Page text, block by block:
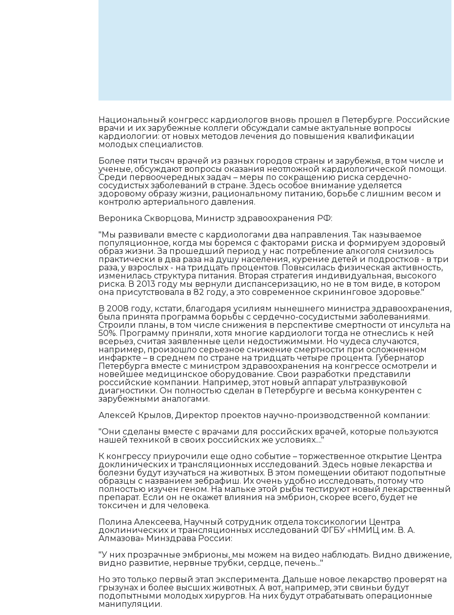
Национальный конгресс кардиологов вновь прошел в Петербурге. Российские
врачи и их зарубежные коллеги обсуждали самые актуальные вопросы
кардиологии: от новых методов лечения до повышения квалификации
молодых специалистов.
Более пяти тысяч врачей из разных городов страны и зарубежья, в том числе и
ученые, обсуждают вопросы оказания неотложной кардиологической помощи.
Среди первоочередных задач – меры по сокращению риска сердечно-
сосудистых заболеваний в стране. Здесь особое внимание уделяется
здоровому образу жизни, рациональному питанию, борьбе с лишним весом и
контролю артериального давления.
Вероника Скворцова, Министр здравоохранения РФ:
"Мы развивали вместе с кардиологами два направления. Так называемое
популяционное, когда мы боремся с факторами риска и формируем здоровый
образ жизни. За прошедший период у нас потребление алкоголя снизилось
практически в два раза на душу населения, курение детей и подростков - в три
раза, у взрослых - на тридцать процентов. Повысилась физическая активность,
изменилась структура питания. Вторая стратегия индивидуальная, высокого
риска. В 2013 году мы вернули диспансеризацию, но не в том виде, в котором
она присутствовала в 82 году, а это современное скрининговое здоровье."
В 2008 году, кстати, благодаря усилиям нынешнего министра здравоохранения,
была принята программа борьбы с сердечно-сосудистыми заболеваниями.
Строили планы, в том числе снижения в перспективе смертности от инсульта на
50%. Программу приняли, хотя многие кардиологи тогда не отнеслись к ней
всерьез, считая заявленные цели недостижимыми. Но чудеса случаются,
например, произошло серьезное снижение смертности при осложненном
инфаркте – в среднем по стране на тридцать четыре процента. Губернатор
Петербурга вместе с министром здравоохранения на конгрессе осмотрели и
новейшее медицинское оборудование. Свои разработки представили
российские компании. Например, этот новый аппарат ультразвуковой
диагностики. Он полностью сделан в Петербурге и весьма конкурентен с
зарубежными аналогами.
Алексей Крылов, Директор проектов научно-производственной компании:
"Они сделаны вместе с врачами для российских врачей, которые пользуются
нашей техникой в своих российских же условиях...."
К конгрессу приурочили еще одно событие – торжественное открытие Центра
доклинических и трансляционных исследований. Здесь новые лекарства и
болезни будут изучаться на животных. В этом помещении обитают подопытные
образцы с названием зебрафиш. Их очень удобно исследовать, потому что
полностью изучен геном. На мальке этой рыбы тестируют новый лекарственный
препарат. Если он не окажет влияния на эмбрион, скорее всего, будет не
токсичен и для человека.
Полина Алексеева, Научный сотрудник отдела токсикологии Центра
доклинических и трансляционных исследований ФГБУ «НМИЦ им. В. А.
Алмазова» Минздрава России:
"У них прозрачные эмбрионы, мы можем на видео наблюдать. Видно движение,
видно развитие, нервные трубки, сердце, печень..."
Но это только первый этап эксперимента. Дальше новое лекарство проверят на
грызунах и более высших животных. А вот, например, эти свиньи будут
подопытными молодых хирургов. На них будут отрабатывать операционные
манипуляции.